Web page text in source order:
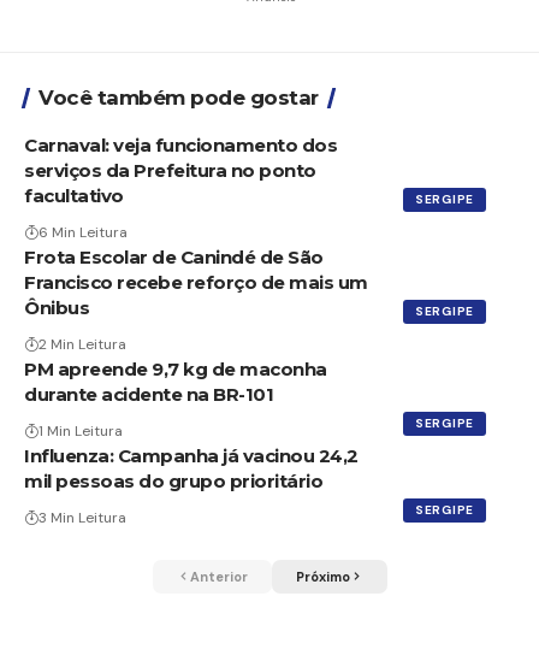
Você também pode gostar
SERGIPE
Carnaval: veja funcionamento dos
serviços da Prefeitura no ponto
facultativo
6 Min Leitura
SERGIPE
Frota Escolar de Canindé de São
Francisco recebe reforço de mais um
Ônibus
2 Min Leitura
SERGIPE
PM apreende 9,7 kg de maconha
durante acidente na BR-101
1 Min Leitura
SERGIPE
Influenza: Campanha já vacinou 24,2
mil pessoas do grupo prioritário
3 Min Leitura
Anterior Próximo